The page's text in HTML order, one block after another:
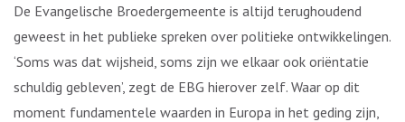
De Evangelische Broedergemeente is altijd terughoudend
geweest in het publieke spreken over politieke ontwikkelingen.
‘Soms was dat wijsheid, soms zijn we elkaar ook oriëntatie
schuldig gebleven’, zegt de EBG hierover zelf. Waar op dit
moment fundamentele waarden in Europa in het geding zijn,